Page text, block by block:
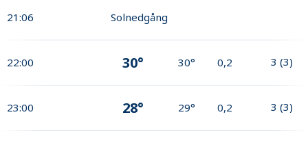
21:06 Solnedgång
22:00 30° 30° 0,2 3 (3)
23:00 28° 29° 0,2 3 (3)